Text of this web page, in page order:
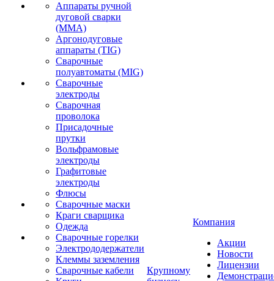
Аппараты ручной
дуговой сварки
(MMA)
Аргонодуговые
аппараты (TIG)
Сварочные
полуавтоматы (MIG)
Сварочные
электроды
Сварочная
проволока
Присадочные
прутки
Вольфрамовые
электроды
Графитовые
электроды
Флюсы
Сварочные маски
Краги сварщика
Одежда
Сварочные горелки
Электрододержатели
Клеммы заземления
Сварочные кабели
Крупному
Компания
Акции
Новости
Лицензии